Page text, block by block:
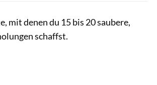
mit denen du 15 bis 20 saubere,
schaffst.